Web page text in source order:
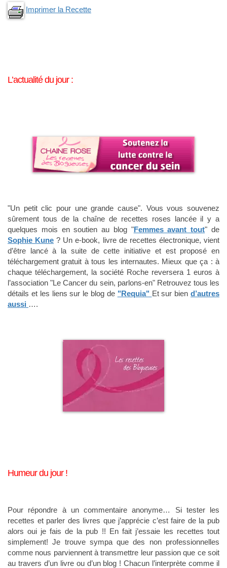
Imprimer la Recette
L’actualité du jour :
"Un petit clic pour une grande cause". Vous vous souvenez
sûrement tous de la chaîne de recettes roses lancée il y a
quelques mois en soutien au blog "Femmes avant tout" de
Sophie Kune ? Un e-book, livre de recettes électronique, vient
d’être lancé à la suite de cette initiative et est proposé en
téléchargement gratuit à tous les internautes. Mieux que ça : à
chaque téléchargement, la société Roche reversera 1 euros à
l’association "Le Cancer du sein, parlons-en" Retrouvez tous les
détails et les liens sur le blog de "Requia" Et sur bien d’autres
aussi ….
Humeur du jour !
Pour répondre à un commentaire anonyme… Si tester les
recettes et parler des livres que j’apprécie c’est faire de la pub
alors oui je fais de la pub !! En fait j’essaie les recettes tout
simplement! Je trouve sympa que des non professionnelles
comme nous parviennent à transmettre leur passion que ce soit
au travers d’un livre ou d’un blog ! Chacun l’interprète comme il